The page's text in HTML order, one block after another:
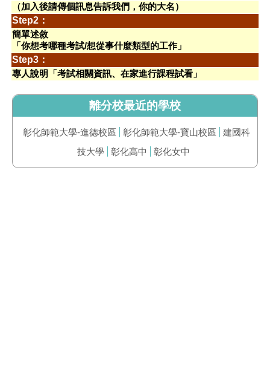
（加入後請傳個訊息告訴我們，你的大名）
Step2：
簡單述敘
「你想考哪種考試/想從事什麼類型的工作」
Step3：
專人說明「考試相關資訊、在家進行課程試看」
離分校最近的學校
彰化師範大學-進德校區 彰化師範大學-寶山校區
建國科
技大學
彰化高中 彰化女中